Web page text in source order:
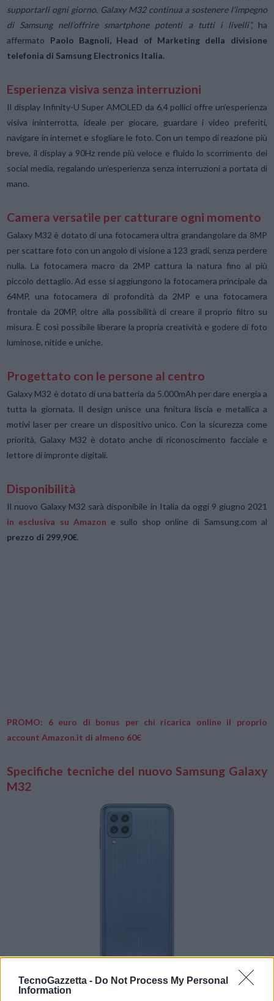
TecnoGazzetta - Do Not Process My Personal
Information
supportarli ogni giorno. Galaxy M32 continua a sostenere l’impegno
di Samsung nell’offrire smartphone potenti a tutti i livelli”, ha
affermato Paolo Bagnoli, Head of Marketing della divisione
telefonia di Samsung Electronics Italia.
Esperienza visiva senza interruzioni
Il display Infinity-U Super AMOLED da 6,4 pollici offre un’esperienza
visiva ininterrotta, ideale per giocare, guardare i video preferiti,
navigare in internet e sfogliare le foto. Con un tempo di reazione più
breve, il display a 90Hz rende più veloce e fluido lo scorrimento dei
social media, regalando un’esperienza senza interruzioni a portata di
mano.
Camera versatile per catturare ogni momento
Galaxy M32 è dotato di una fotocamera ultra grandangolare da 8MP
per scattare foto con un angolo di visione a 123 gradi, senza perdere
nulla. La fotocamera macro da 2MP cattura la natura fino al più
piccolo dettaglio. Ad esse si aggiungono la fotocamera principale da
64MP, una fotocamera di profondità da 2MP e una fotocamera
frontale da 20MP, oltre alla possibilità di creare il proprio filtro su
misura. È così possibile liberare la propria creatività e godere di foto
luminose, nitide e uniche.
Progettato con le persone al centro
Galaxy M32 è dotato di una batteria da 5.000mAh per dare energia a
tutta la giornata. Il design unisce una finitura liscia e metallica a
motivi laser per creare un dispositivo unico. Con la sicurezza come
priorità, Galaxy M32 è dotato anche di riconoscimento facciale e
lettore di impronte digitali.
Disponibilità
Il nuovo Galaxy M32 sarà disponibile in Italia da oggi 9 giugno 2021
in esclusiva su Amazon e sullo shop online di Samsung.com al
prezzo di 299,90€.
PROMO: 6 euro di bonus per chi ricarica online il proprio
account Amazon.it di almeno 60€
Specifiche tecniche del nuovo Samsung Galaxy
M32